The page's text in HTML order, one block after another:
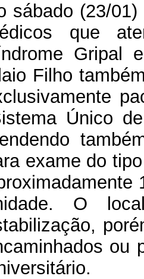
sábado (23/
que
Gripal
Filho
Único
exame do
O
ou